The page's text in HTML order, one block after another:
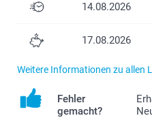
14.08.2026
17.08.2026
Weitere Informationen zu allen
Fehler
gemacht?